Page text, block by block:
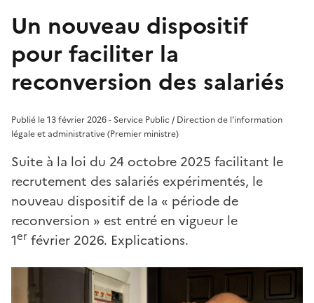
Un nouveau dispositif
pour faciliter la
reconversion des salariés
Publié le 13 février 2026 - Service Public / Direction de l'information
légale et administrative (Premier ministre)
Suite à la loi du 24 octobre 2025 facilitant le
recrutement des salariés expérimentés, le
nouveau dispositif de la « période de
reconversion » est entré en vigueur le
1er février 2026. Explications.